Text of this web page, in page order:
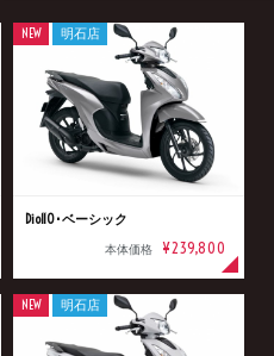
Dio110･ベーシック
本体価格 ¥239,800
NEW 明石店
NEW 明石店